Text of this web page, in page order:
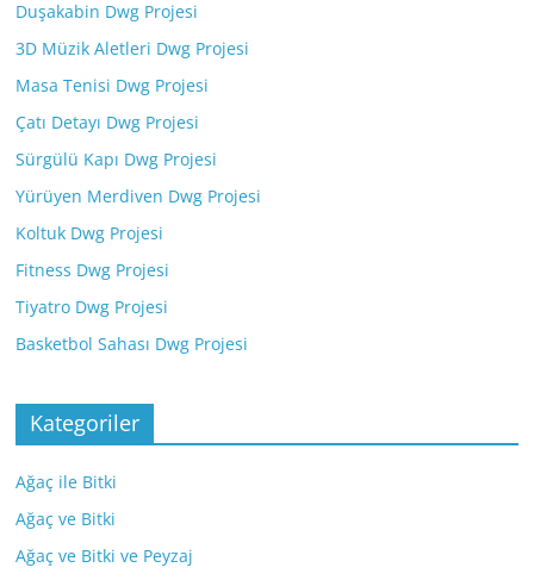
Duşakabin Dwg Projesi
3D Müzik Aletleri Dwg Projesi
Masa Tenisi Dwg Projesi
Çatı Detayı Dwg Projesi
Sürgülü Kapı Dwg Projesi
Yürüyen Merdiven Dwg Projesi
Koltuk Dwg Projesi
Fitness Dwg Projesi
Tiyatro Dwg Projesi
Basketbol Sahası Dwg Projesi
Kategoriler
Ağaç ile Bitki
Ağaç ve Bitki
Ağaç ve Bitki ve Peyzaj